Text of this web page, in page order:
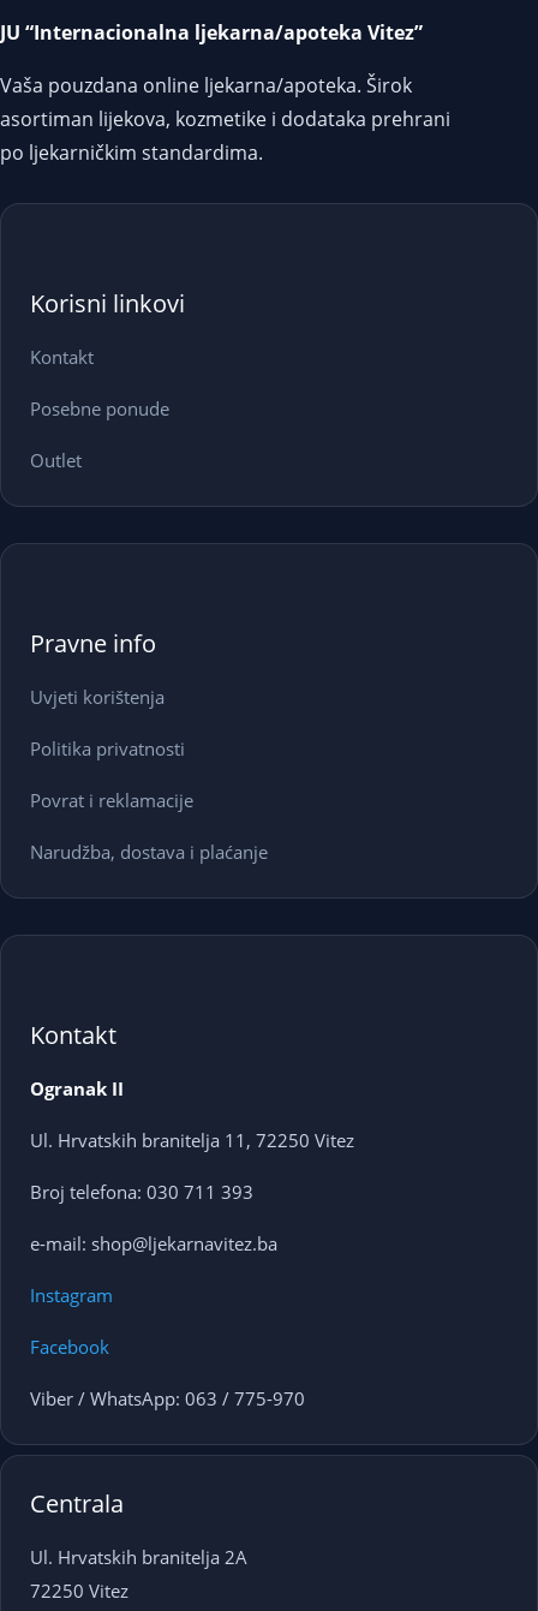
JU “Internacionalna ljekarna/apoteka Vitez”
Vaša pouzdana online ljekarna/apoteka. Širok
asortiman lijekova, kozmetike i dodataka prehrani
po ljekarničkim standardima.
Korisni linkovi
Kontakt
Posebne ponude
Outlet
Pravne info
Uvjeti korištenja
Politika privatnosti
Povrat i reklamacije
Narudžba, dostava i plaćanje
Kontakt
Ogranak II
Ul. Hrvatskih branitelja 11, 72250 Vitez
Broj telefona: 030 711 393
e-mail: shop@ljekarnavitez.ba
Instagram
Facebook
Viber / WhatsApp: 063 / 775-970
Centrala
Ul. Hrvatskih branitelja 2A
72250 Vitez